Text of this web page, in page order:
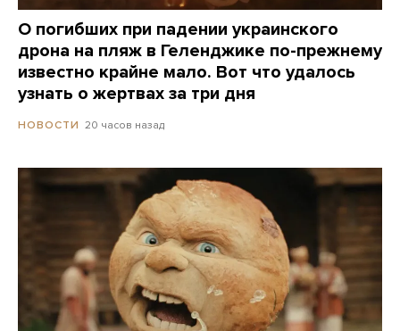
О погибших при падении украинского
дрона на пляж в Геленджике по-прежнему
известно крайне мало. Вот что удалось
узнать о жертвах за три дня
НОВОСТИ 20 часов назад